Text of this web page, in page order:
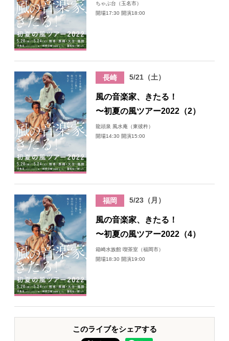
ちゃぶ台（玉名市）
開場17:30 開演18:00
長崎 5/21（土）
風の音楽家、きたる！
〜初夏の風ツアー2022（2）
龍頭泉 風水庵（東彼杵）
開場14:30 開演15:00
福岡 5/23（月）
風の音楽家、きたる！
〜初夏の風ツアー2022（4）
箱崎水族館 喫茶室（福岡市）
開場18:30 開演19:00
このライブをシェアする